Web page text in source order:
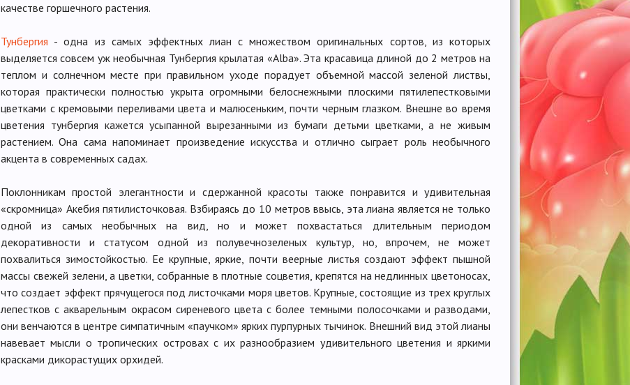
качестве горшечного растения.
Тунбергия - одна из самых эффектных лиан с множеством оригинальных сортов, из которых
выделяется совсем уж необычная Тунбергия крылатая «Alba». Эта красавица длиной до 2 метров на
теплом и солнечном месте при правильном уходе порадует объемной массой зеленой листвы,
которая практически полностью укрыта огромными белоснежными плоскими пятилепестковыми
цветками с кремовыми переливами цвета и малюсеньким, почти черным глазком. Внешне во время
цветения тунбергия кажется усыпанной вырезанными из бумаги детьми цветками, а не живым
растением. Она сама напоминает произведение искусства и отлично сыграет роль необычного
акцента в современных садах.
Поклонникам простой элегантности и сдержанной красоты также понравится и удивительная
«скромница» Акебия пятилисточковая. Взбираясь до 10 метров ввысь, эта лиана является не только
одной из самых необычных на вид, но и может похвастаться длительным периодом
декоративности и статусом одной из полувечнозеленых культур, но, впрочем, не может
похвалиться зимостойкостью. Ее крупные, яркие, почти веерные листья создают эффект пышной
массы свежей зелени, а цветки, собранные в плотные соцветия, крепятся на недлинных цветоносах,
что создает эффект прячущегося под листочками моря цветов. Крупные, состоящие из трех круглых
лепестков с акварельным окрасом сиреневого цвета с более темными полосочками и разводами,
они венчаются в центре симпатичным «паучком» ярких пурпурных тычинок. Внешний вид этой лианы
навевает мысли о тропических островах с их разнообразием удивительного цветения и яркими
красками дикорастущих орхидей.